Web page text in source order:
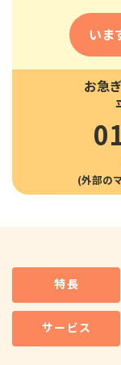
いま
お急
特長
サービス